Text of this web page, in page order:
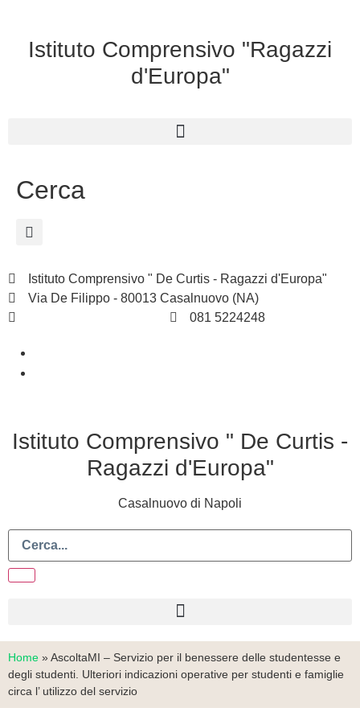
Istituto Comprensivo "Ragazzi
d'Europa"
Cerca
Istituto Comprensivo " De Curtis - Ragazzi d'Europa"
Via De Filippo - 80013 Casalnuovo (NA)
081 5224248
Istituto Comprensivo " De Curtis -
Ragazzi d'Europa"
Casalnuovo di Napoli
Home »AscoltaMI – Servizio per il benessere delle studentesse e
degli studenti. Ulteriori indicazioni operative per studenti e famiglie
circa l’ utilizzo del servizio